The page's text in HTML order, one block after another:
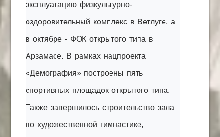
эксплуатацию физкультурно-
оздоровительный комплекс в Ветлуге, а
в октябре - ФОК открытого типа в
Арзамасе. В рамках нацпроекта
«Демография» построены пять
спортивных площадок открытого типа.
Также завершилось строительство зала
по художественной гимнастике,